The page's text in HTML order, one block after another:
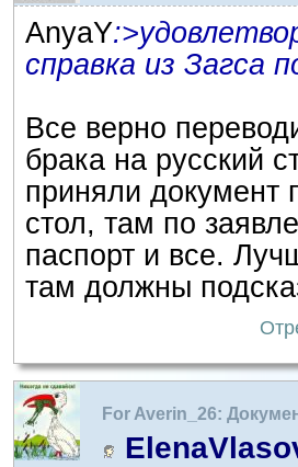
AnyaY
справка из Загса
Bсе верно
брака на русский
приняли документ
стол, там по
паспорт и все.
там должны
For Averin_26:
жительство в Швеции